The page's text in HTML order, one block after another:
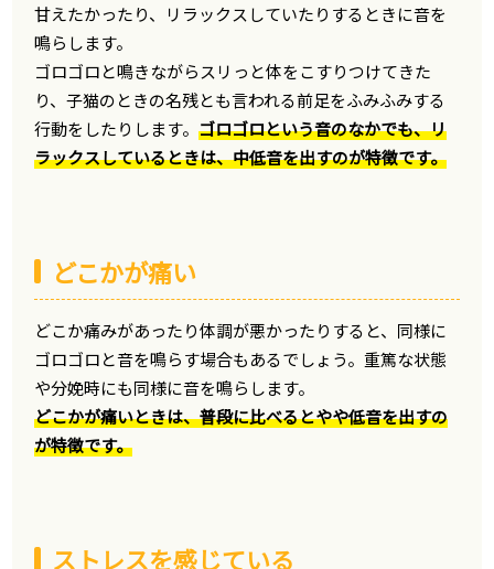
甘えたかったり、リラックスしていたりするときに音を
鳴らします。
ゴロゴロと鳴きながらスリっと体をこすりつけてきた
り、子猫のときの名残とも言われる前足をふみふみする
行動をしたりします。ゴロゴロという音のなかでも、リ
ラックスしているときは、中低音を出すのが特徴です。
どこかが痛い
どこか痛みがあったり体調が悪かったりすると、同様に
ゴロゴロと音を鳴らす場合もあるでしょう。重篤な状態
や分娩時にも同様に音を鳴らします。
どこかが痛いときは、普段に比べるとやや低音を出すの
が特徴です。
ストレスを感じている